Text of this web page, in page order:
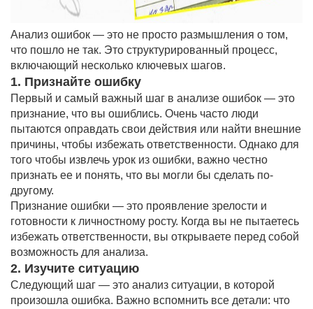
Анализ ошибок — это не просто размышления о том,
что пошло не так. Это структурированный процесс,
включающий несколько ключевых шагов.
1. Признайте ошибку
Первый и самый важный шаг в анализе ошибок — это
признание, что вы ошиблись. Очень часто люди
пытаются оправдать свои действия или найти внешние
причины, чтобы избежать ответственности. Однако для
того чтобы извлечь урок из ошибки, важно честно
признать ее и понять, что вы могли бы сделать по-
другому.
Признание ошибки — это проявление зрелости и
готовности к личностному росту. Когда вы не пытаетесь
избежать ответственности, вы открываете перед собой
возможность для анализа.
2. Изучите ситуацию
Следующий шаг — это анализ ситуации, в которой
произошла ошибка. Важно вспомнить все детали: что